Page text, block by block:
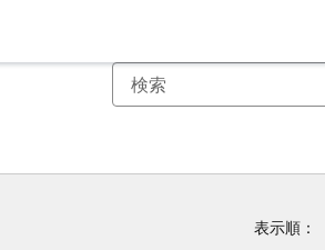
表示順：